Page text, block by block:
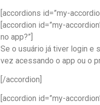
[accordions id=”my-
[accordion id=”my-
no app?”]
Se o usuário já tiver login e
vez acessando o app ou o
[/accordion]
[accordion id=”my-